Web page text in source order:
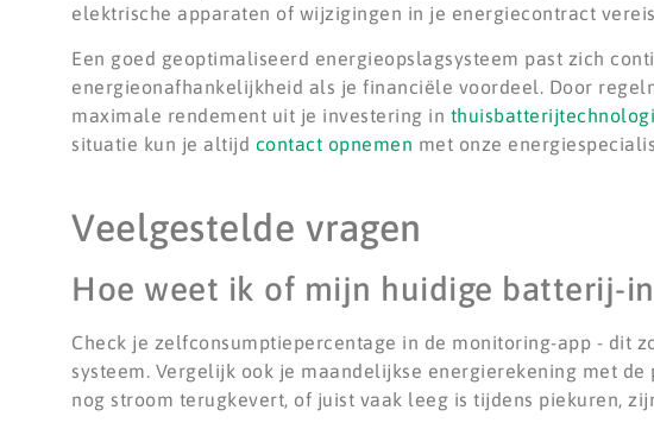
elektrische apparaten of wijzigingen in je energiecontract
Een goed geoptimaliseerd energieopslagsysteem past zich
energieonafhankelijkheid als je financiële voordeel. Door
maximale rendement uit je investering in
situatie kun je altijd contact opnemen met onze
Veelgestelde vragen
Hoe weet ik of mijn huidige batterij-
Check je zelfconsumptiepercentage in de monitoring-app - dit
systeem. Vergelijk ook je maandelijkse energierekening met
nog stroom terugkevert, of juist vaak leeg is tijdens piekuren,